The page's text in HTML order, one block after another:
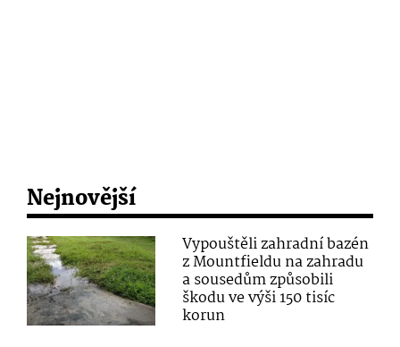
Nejnovější
Vypouštěli zahradní bazén
z Mountfieldu na zahradu
a sousedům způsobili
škodu ve výši 150 tisíc
korun